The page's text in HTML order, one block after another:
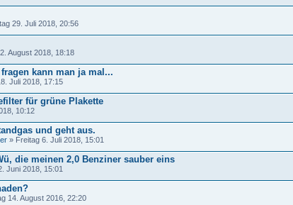
29. Juli 2018, 20:56
August 2018, 18:18
kann man ja mal...
Juli 2018, 17:15
für grüne Plakette
10:12
und geht aus.
» Freitag 6. Juli 2018, 15:01
die meinen 2,0 Benziner sauber eins
Juni 2018, 15:01
14. August 2016, 22:20